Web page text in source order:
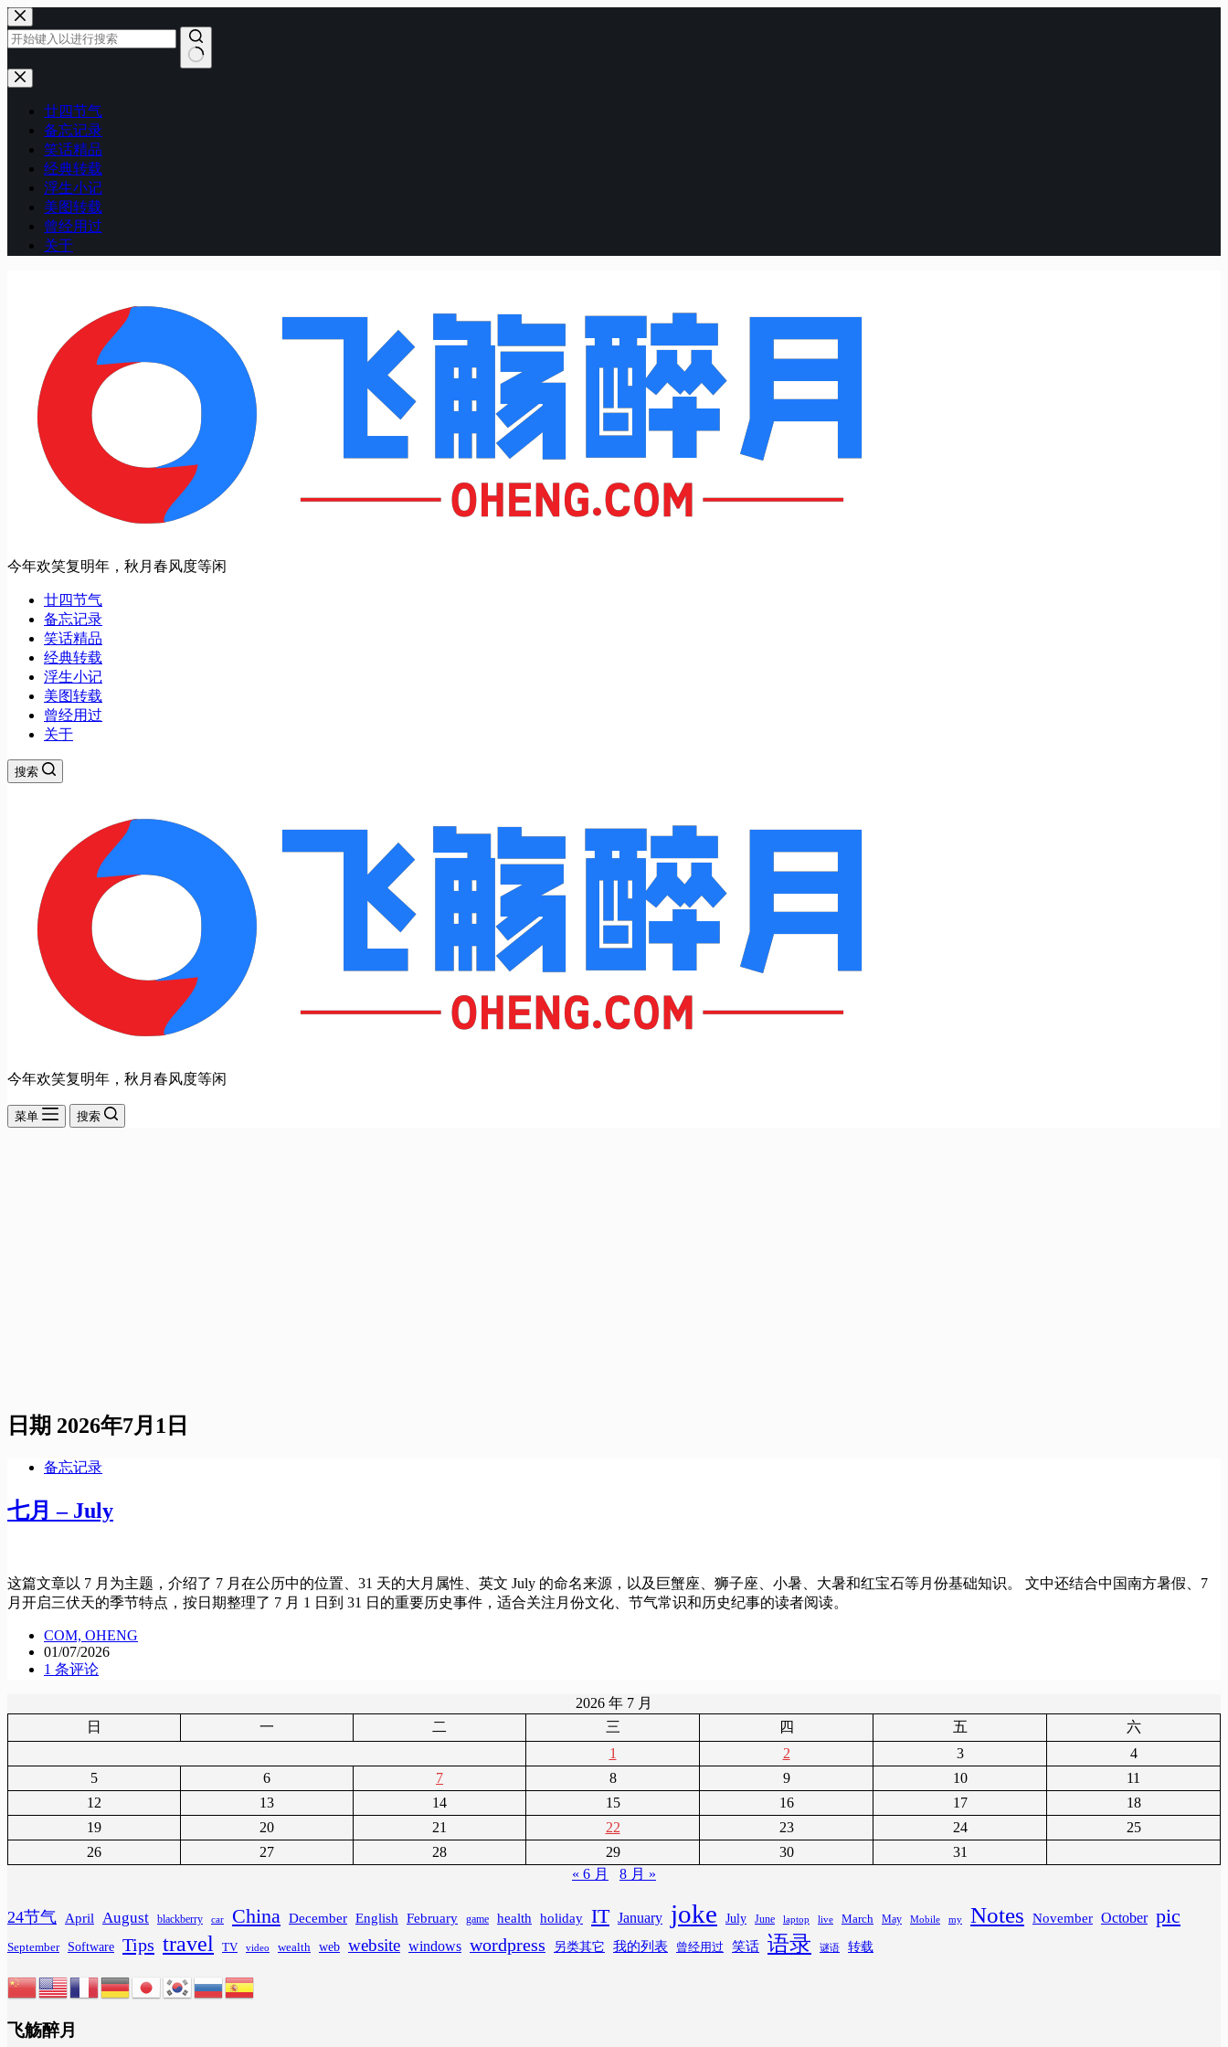
跳
至
内
容
无
廿四节气
备忘记录
笑话精品
经典转载
浮生小记
美图转载
曾经用过
关于
今年欢笑复明年，秋月春风度等闲
廿四节气
备忘记录
笑话精品
经典转载
浮生小记
美图转载
曾经用过
关于
搜索
今年欢笑复明年，秋月春风度等闲
菜单 搜索
日期 2026年7月1日
备忘记录
七月 – July
这篇文章以 7 月为主题，介绍了 7 月在公历中的位置、31 天的大月属性、英文 July 的命名来源，以及巨蟹座、狮子座、小暑、大暑和红宝石等月份基础知识。 文中还结合中国南方暑假、7
月开启三伏天的季节特点，按日期整理了 7 月 1 日到 31 日的重要历史事件，适合关注月份文化、节气常识和历史纪事的读者阅读。
COM, OHENG
01/07/2026
1 条评论
2026 年 7 月
日
一 二 三 四 五
六
1
2 3
4
5
6 7 8 9 10
11
12
13 14 15 16 17
18
19
20 21 22 23 24
25
26
27 28 29 30
31
« 6 月
8 月 »
24节气 April August blackberry car China December English February game health holiday IT January joke July June laptop live March May Mobile my Notes November October pic
September Software Tips travel TV video wealth web website windows wordpress 另类其它 我的列表 曾经用过 笑话 语录 谜语 转载
飞觞醉月